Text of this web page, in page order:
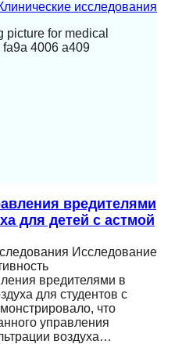
исследования
вредителями
для детей с астмой
Исследование
вредителями в
для студентов с
что
управления
воздуха…